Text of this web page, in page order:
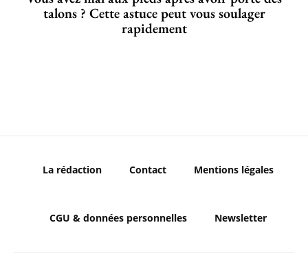
talons ? Cette astuce peut vous soulager
rapidement
La rédaction Contact Mentions légales
CGU & données personnelles Newsletter